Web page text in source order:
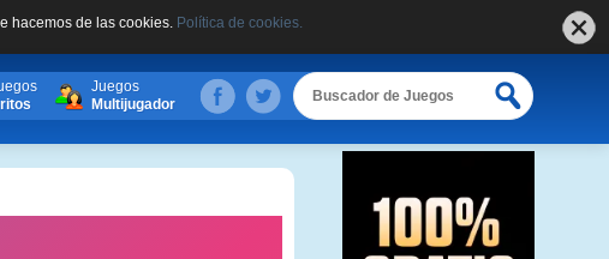
hacemos de las cookies. Política de cookies.
Juegos
Multijugador